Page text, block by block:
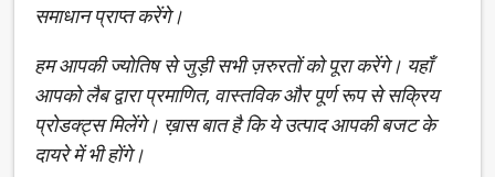
समाधान प्राप्त करेंगे।
हम आपकी ज्योतिष से जुड़ी सभी ज़रुरतों को पूरा करेंगे। यहाँ
आपको लैब द्वारा प्रमाणित, वास्तविक और पूर्ण रूप से सक्रिय
प्रोडक्ट्स मिलेंगे। ख़ास बात है कि ये उत्पाद आपकी बजट के
दायरे में भी होंगे।